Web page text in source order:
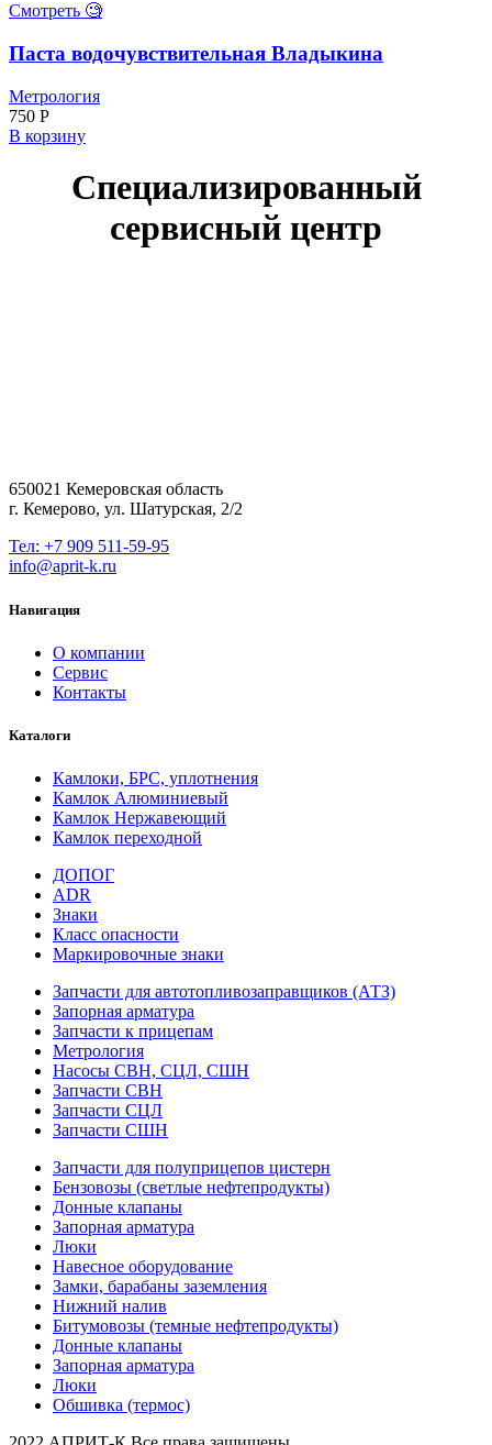
Смотреть 🧐
Паста водочувствительная Владыкина
Метрология
750 Р
В корзину
Специализированный
сервисный центр
650021 Кемеровская область
г. Кемерово, ул. Шатурская, 2/2
Тел: +7 909 511-59-95
info@aprit-k.ru
Навигация
О компании
Сервис
Контакты
Каталоги
Камлоки, БРС, уплотнения
Камлок Алюминиевый
Камлок Нержавеющий
Камлок переходной
ДОПОГ
ADR
Знаки
Класс опасности
Маркировочные знаки
Запчасти для автотопливозаправщиков (АТЗ)
Запорная арматура
Запчасти к прицепам
Метрология
Насосы СВН, СЦЛ, СШН
Запчасти СВН
Запчасти СЦЛ
Запчасти СШН
Запчасти для полуприцепов цистерн
Бензовозы (светлые нефтепродукты)
Донные клапаны
Запорная арматура
Люки
Навесное оборудование
Замки, барабаны заземления
Нижний налив
Битумовозы (темные нефтепродукты)
Донные клапаны
Запорная арматура
Люки
Обшивка (термос)